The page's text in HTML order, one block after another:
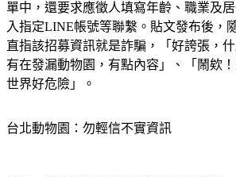
單中，還要求應徵人填寫年齡、職業及
入指定LINE帳號等聯繫。貼文發布後，
直指該招募資訊就是詐騙，「好誇張，
有在發漏動物園，有點內容」、「鬧欸
世界好危險」。
台北動物園：勿輕信不實資訊